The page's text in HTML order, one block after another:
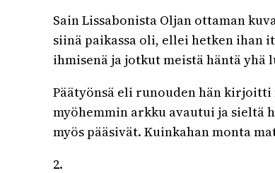
Sain Lissabonista Oljan ottaman
siinä paikassa oli, ellei hetken ihan
ihmisenä ja jotkut meistä häntä yhä
Päätyönsä eli runouden hän kirjoitti
myöhemmin arkku avautui ja sieltä
myös pääsivät. Kuinkahan monta
2.